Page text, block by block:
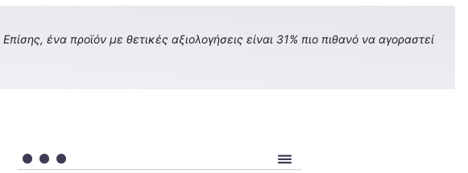
ένα προϊόν με θετικές αξιολογήσεις είναι 31% πιο πιθανό να αγοραστεί